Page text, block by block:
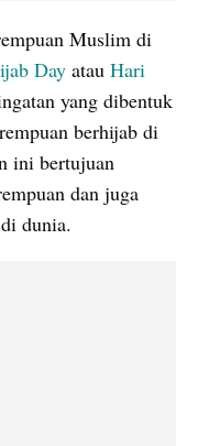
Muslim di
Day atau Hari
yang dibentuk
berhijab di
ini bertujuan
dan juga
dunia.